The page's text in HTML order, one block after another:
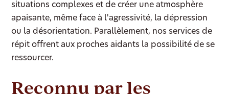
situations complexes et de créer une atmosphère
apaisante, même face à l'agressivité, la dépression
ou la désorientation. Parallèlement, nos services de
répit offrent aux proches aidants la possibilité de se
ressourcer.
Reconnu par les